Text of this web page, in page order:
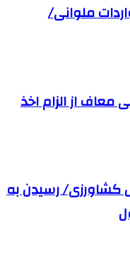
واردات ملوانی/
از الزام اخذ
تولید ۱۹ محصول کشاورزی/ رسیدن به